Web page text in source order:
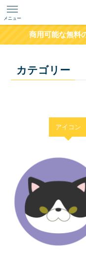
メニュー
商用可能な無料
カテゴリー
アイコン